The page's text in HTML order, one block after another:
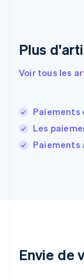
Plus
Voir tous les
Paiements
Les
Paiements
Envie de
États-Unis
English Español
Finlande
Gibraltar
English
Grèce
Japon